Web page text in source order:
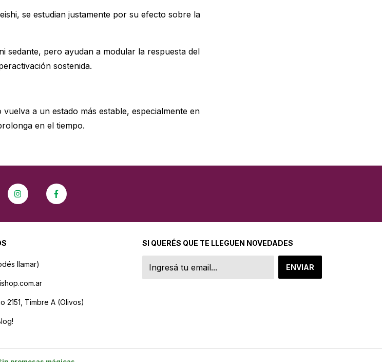
se estudian justamente por su efecto sobre la
sedante, pero ayudan a modular la respuesta del
sostenida.
a un estado más estable, especialmente en
en el tiempo.
llamar)
2151, Timbre A (Olivos)
SI QUERÉS QUE TE LLEGUEN NOVEDADES